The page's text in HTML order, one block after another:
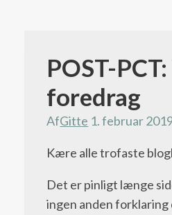
Pacific
Crest
Trail
bloggen
POST-
foredrag
AfGitte 1. februar
Kære alle trofaste
Det er pinligt længe
ingen anden forklaring